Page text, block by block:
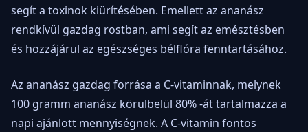
segít a toxinok kiürítésében. Emellett az ananász
rendkívül gazdag rostban, ami segít az emésztésben
és hozzájárul az egészséges bélflóra fenntartásához.
Az ananász gazdag forrása a C-vitaminnak, melynek
100 gramm ananász körülbelül 80% -át tartalmazza a
napi ajánlott mennyiségnek. A C-vitamin fontos